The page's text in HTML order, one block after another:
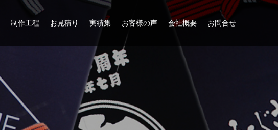
制作工程 お見積り 実績集 お客様の声 会社概要 お問合せ